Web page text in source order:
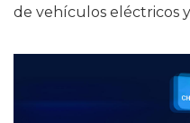
de vehículos eléctricos